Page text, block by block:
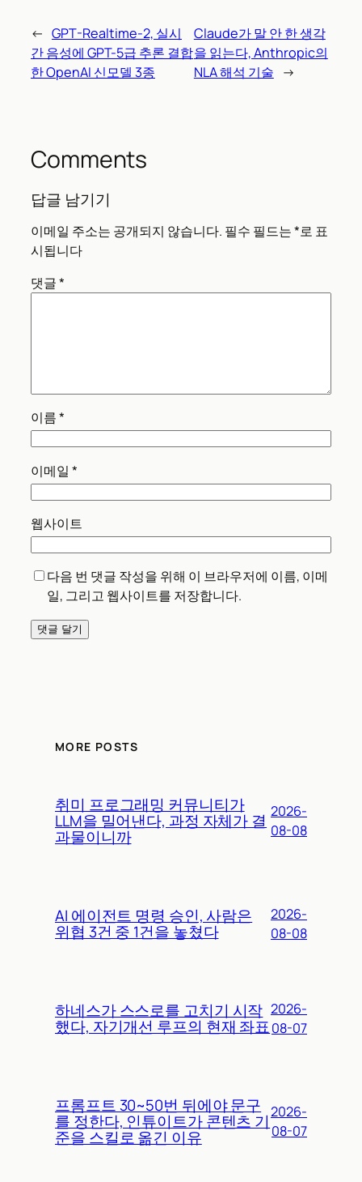
← GPT-Realtime-2, 실시
간 음성에 GPT-5급 추론 결합
한 OpenAI 신모델 3종
Claude가 말 안 한 생각
을 읽는다, Anthropic의
NLA 해석 기술 →
Comments
답글 남기기
이메일 주소는 공개되지 않습니다. 필수 필드는*로 표
시됩니다
댓글*
이름*
이메일 *
웹사이트
다음 번 댓글 작성을 위해 이 브라우저에 이름, 이메
일, 그리고 웹사이트를 저장합니다.
MORE POSTS
취미 프로그래밍 커뮤니티가
LLM을 밀어낸다, 과정 자체가 결
과물이니까
2026-
08-08
AI 에이전트 명령 승인, 사람은
위협 3건 중 1건을 놓쳤다
2026-
08-08
하네스가 스스로를 고치기 시작
했다, 자기개선 루프의 현재 좌표
2026-
08-07
프롬프트 30~50번 뒤에야 문구
를 정한다, 인튜이트가 콘텐츠 기
준을 스킬로 옮긴 이유
2026-
08-07